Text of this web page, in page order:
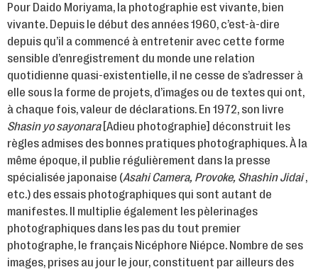
Pour Daido Moriyama, la photographie est vivante, bien
vivante. Depuis le début des années 1960, c’est-à-dire
depuis qu’il a commencé à entretenir avec cette forme
sensible d’enregistrement du monde une relation
quotidienne quasi-existentielle, il ne cesse de s’adresser à
elle sous la forme de projets, d’images ou de textes qui ont,
à chaque fois, valeur de déclarations. En 1972, son livre
Shasin yo sayonara[Adieu photographie] déconstruit les
règles admises des bonnes pratiques photographiques. À la
même époque, il publie régulièrement dans la presse
spécialisée japonaise (Asahi Camera, Provoke, Shashin Jidai,
etc.) des essais photographiques qui sont autant de
manifestes. Il multiplie également les pèlerinages
photographiques dans les pas du tout premier
photographe, le français Nicéphore Niépce. Nombre de ses
images, prises au jour le jour, constituent par ailleurs des